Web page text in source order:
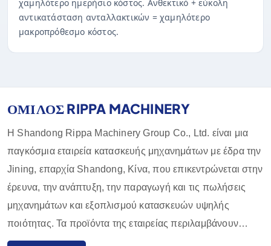
χαμηλότερο ημερήσιο κόστος. Ανθεκτικό + εύκολη
αντικατάσταση ανταλλακτικών = χαμηλότερο
μακροπρόθεσμο κόστος.
ΟΜΙΛΟΣ RIPPA MACHINERY
Η Shandong Rippa Machinery Group Co., Ltd. είναι μια
παγκόσμια εταιρεία κατασκευής μηχανημάτων με έδρα την
Jining, επαρχία Shandong, Κίνα, που επικεντρώνεται στην
έρευνα, την ανάπτυξη, την παραγωγή και τις πωλήσεις
μηχανημάτων και εξοπλισμού κατασκευών υψηλής
ποιότητας. Τα προϊόντα της εταιρείας περιλαμβάνουν
εκσκαφείς, φορτωτές, περονοφόρα ανυψωτικά